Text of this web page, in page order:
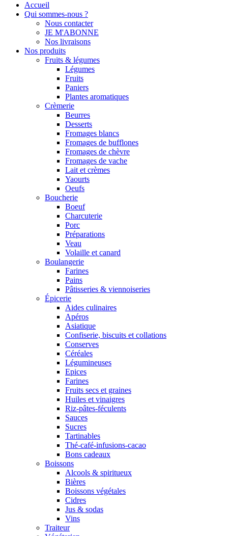
Accueil
Qui sommes-nous ?
Nous contacter
JE M'ABONNE
Nos livraisons
Nos produits
Fruits & légumes
Légumes
Fruits
Paniers
Plantes aromatiques
Crèmerie
Beurres
Desserts
Fromages blancs
Fromages de bufflones
Fromages de chèvre
Fromages de vache
Lait et crèmes
Yaourts
Oeufs
Boucherie
Boeuf
Charcuterie
Porc
Préparations
Veau
Volaille et canard
Boulangerie
Farines
Pains
Pâtisseries & viennoiseries
Épicerie
Aides culinaires
Apéros
Asiatique
Confiserie, biscuits et collations
Conserves
Céréales
Légumineuses
Epices
Farines
Fruits secs et graines
Huiles et vinaigres
Riz-pâtes-féculents
Sauces
Sucres
Tartinables
Thé-café-infusions-cacao
Bons cadeaux
Boissons
Alcools & spiritueux
Bières
Boissons végétales
Cidres
Jus & sodas
Vins
Traiteur